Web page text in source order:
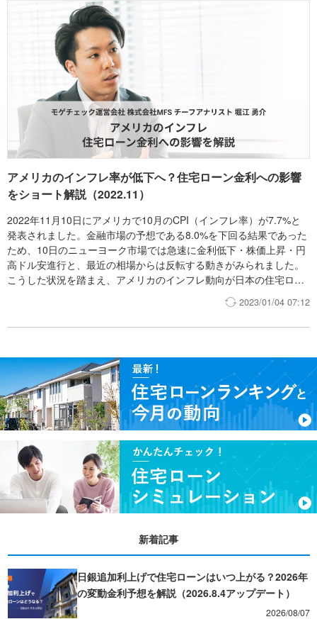
アメリカのインフレ率が低下へ？住宅ローン金利への影響
をショート解説（2022.11）
2022年11月10日にアメリカで10月のCPI（インフレ率）が7.7%と
発表されました。金融市場の予想である8.0%を下回る結果であった
ため、10日のニューヨーク市場では急速に金利低下・株価上昇・円
高ドル安進行と、最近の相場からは反転する動きがみられました。
こうした状況を踏まえ、アメリカのインフレ動向が日本の住宅ロー
2023/01/04 07:12
新着記事
日銀追加利上げで住宅ローンはいつ上がる？2026年
の変動金利予想を解説（2026.8.4アップデート）
2026/08/07